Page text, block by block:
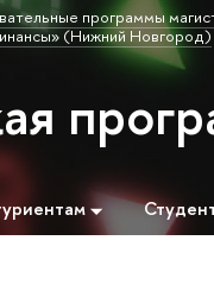
программы
(Нижний Новгород)